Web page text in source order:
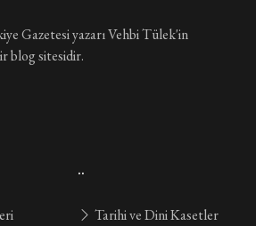
Gazetesi yazarı Vehbi Tülek'in
blog sitesidir.
..
Tarihi ve Dini Kasetler